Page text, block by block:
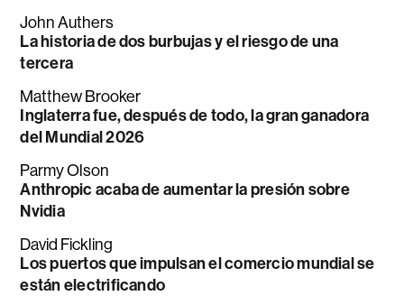
John Authers
La historia de dos burbujas y el riesgo de una
tercera
Matthew Brooker
Inglaterra fue, después de todo, la gran ganadora
del Mundial 2026
Parmy Olson
Anthropic acaba de aumentar la presión sobre
Nvidia
David Fickling
Los puertos que impulsan el comercio mundial se
están electrificando